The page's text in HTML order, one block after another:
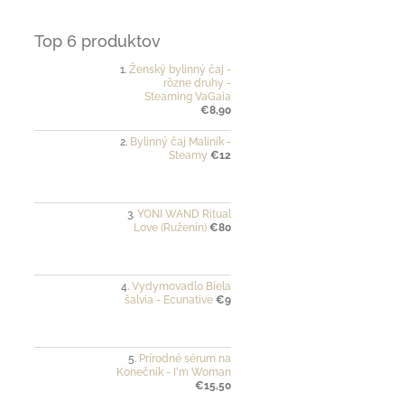
Top 6 produktov
Ženský bylinný čaj -
rôzne druhy -
Steaming VaGaia
€8,90
Bylinný čaj Maliník -
Steamy €12
YONI WAND Ritual
Love (Ruženín) €80
Vydymovadlo Biela
šalvia - Ecunative €9
Prírodné sérum na
Konečník - I'm Woman
€15,50